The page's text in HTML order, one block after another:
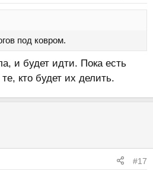
под ковром.
и будет идти. Пока есть
кто будет их делить.
#17